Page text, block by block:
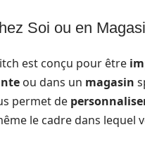
Soi ou en
est conçu pour être
ou dans un magasin
permet de
le cadre dans lequel